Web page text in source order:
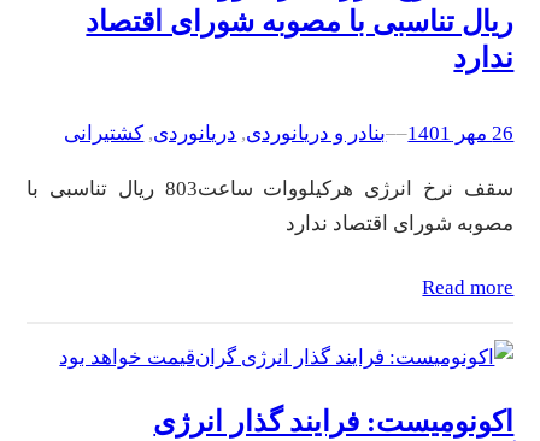
ریال تناسبی با مصوبه شورای اقتصاد
ندارد
26 مهر 1401 –
–بنادر و دریانوردی, دریانوردی, کشتیرانی
سقف نرخ انرژی هرکیلووات ساعت803 ریال تناسبی با
مصوبه شورای اقتصاد ندارد
Read more
اکونومیست: فرایند گذار انرژی